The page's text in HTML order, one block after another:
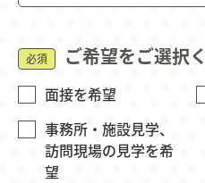
必須 ご希望をご選択
面接を希望
事務所・施設見学、
訪問現場の見学を希
望